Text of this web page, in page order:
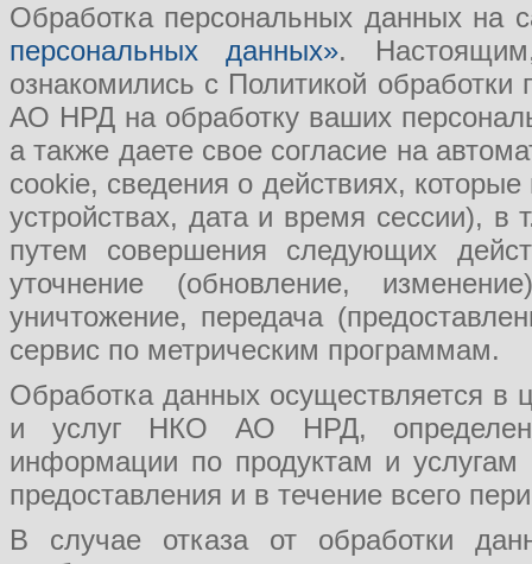
Обработка персональных данных на
персональных данных».
ознакомились с Политикой
АО НРД на обработку ваших
а также даете свое согласие на
cookie, сведения о действиях,
устройствах, дата и время сессии), в
путем совершения следующих
уточнение (обновление,
уничтожение, передача
сервис по метрическим программам.
Обработка данных осуществляется в
и услуг НКО АО НРД, определения
информации по продуктам и
предоставления и в течение всего
В случае отказа от обработки